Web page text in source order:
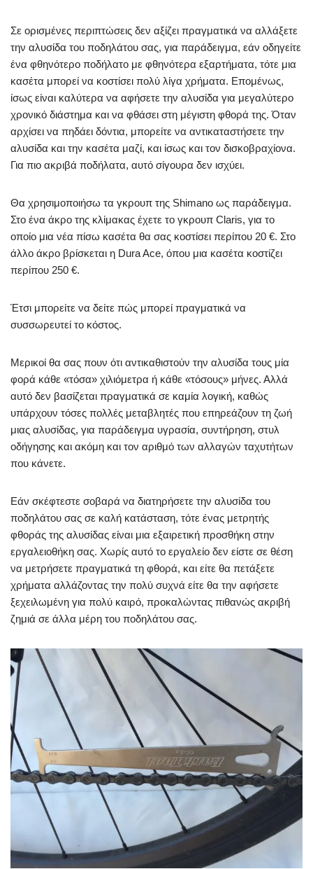
Σε ορισμένες περιπτώσεις δεν αξίζει πραγματικά να αλλάξετε
την αλυσίδα του ποδηλάτου σας, για παράδειγμα, εάν οδηγείτε
ένα φθηνότερο ποδήλατο με φθηνότερα εξαρτήματα, τότε μια
κασέτα μπορεί να κοστίσει πολύ λίγα χρήματα. Επομένως,
ίσως είναι καλύτερα να αφήσετε την αλυσίδα για μεγαλύτερο
χρονικό διάστημα και να φθάσει στη μέγιστη φθορά της. Όταν
αρχίσει να πηδάει δόντια, μπορείτε να αντικαταστήσετε την
αλυσίδα και την κασέτα μαζί, και ίσως και τον δισκοβραχίονα.
Για πιο ακριβά ποδήλατα, αυτό σίγουρα δεν ισχύει.
Θα χρησιμοποιήσω τα γκρουπ της Shimano ως παράδειγμα.
Στο ένα άκρο της κλίμακας έχετε το γκρουπ Claris, για το
οποίο μια νέα πίσω κασέτα θα σας κοστίσει περίπου 20 €. Στο
άλλο άκρο βρίσκεται η Dura Ace, όπου μια κασέτα κοστίζει
περίπου 250 €.
Έτσι μπορείτε να δείτε πώς μπορεί πραγματικά να
συσσωρευτεί το κόστος.
Μερικοί θα σας πουν ότι αντικαθιστούν την αλυσίδα τους μία
φορά κάθε «τόσα» χιλιόμετρα ή κάθε «τόσους» μήνες. Αλλά
αυτό δεν βασίζεται πραγματικά σε καμία λογική, καθώς
υπάρχουν τόσες πολλές μεταβλητές που επηρεάζουν τη ζωή
μιας αλυσίδας, για παράδειγμα υγρασία, συντήρηση, στυλ
οδήγησης και ακόμη και τον αριθμό των αλλαγών ταχυτήτων
που κάνετε.
Εάν σκέφτεστε σοβαρά να διατηρήσετε την αλυσίδα του
ποδηλάτου σας σε καλή κατάσταση, τότε ένας μετρητής
φθοράς της αλυσίδας είναι μια εξαιρετική προσθήκη στην
εργαλειοθήκη σας. Χωρίς αυτό το εργαλείο δεν είστε σε θέση
να μετρήσετε πραγματικά τη φθορά, και είτε θα πετάξετε
χρήματα αλλάζοντας την πολύ συχνά είτε θα την αφήσετε
ξεχειλωμένη για πολύ καιρό, προκαλώντας πιθανώς ακριβή
ζημιά σε άλλα μέρη του ποδηλάτου σας.